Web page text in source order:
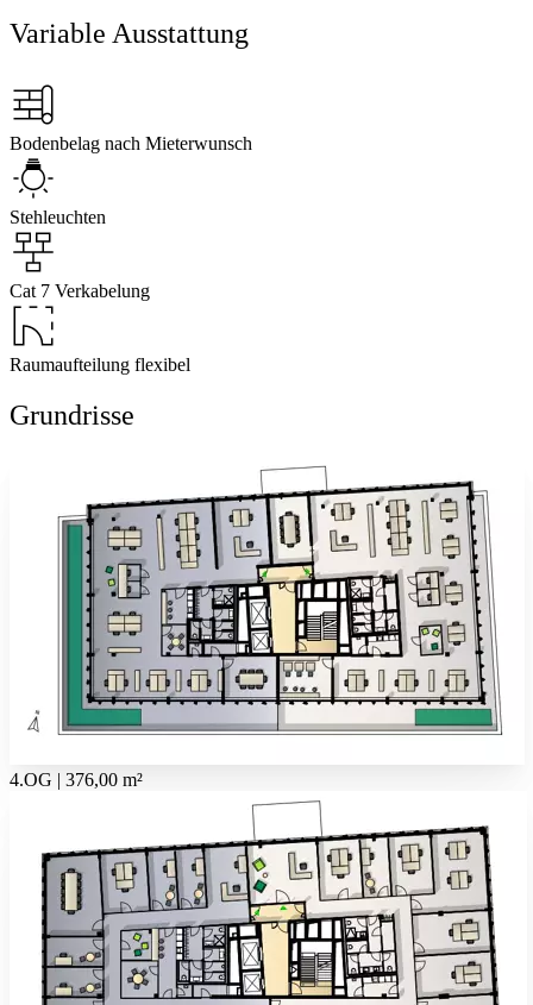
Variable Ausstattung
Bodenbelag nach Mieterwunsch
Stehleuchten
Cat 7 Verkabelung
Raumaufteilung flexibel
Grundrisse
4.OG | 376,00 m²